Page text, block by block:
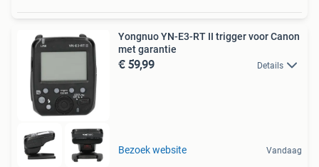
Yongnuo YN-E3-RT II trigger voor Canon
met garantie
€ 59,99 Details
Bezoek website Vandaag